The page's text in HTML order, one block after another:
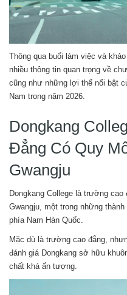
Thông qua buổi làm việc và
nhiều thông tin quan trọng về
cũng như những lợi thế nổi bật
Nam trong năm 2026.
Dongkang
Đẳng Có Quy
Gwangju
Dongkang College là trường
Gwangju, một trong những
phía Nam Hàn Quốc.
Mặc dù là trường cao đẳng,
đánh giá Dongkang sở hữu
chất khá ấn tượng.